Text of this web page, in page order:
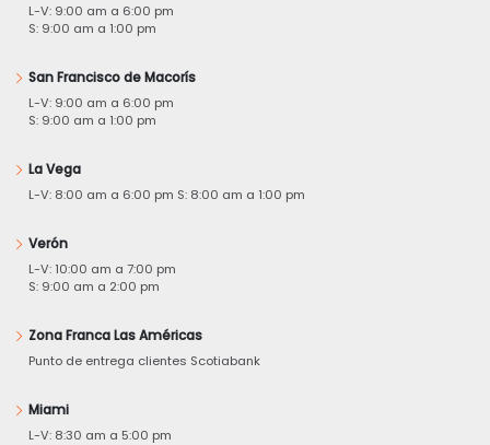
L-V: 9:00 am a 6:00 pm
S: 9:00 am a 1:00 pm
San Francisco de Macorís
L-V: 9:00 am a 6:00 pm
S: 9:00 am a 1:00 pm
La Vega
L-V: 8:00 am a 6:00 pm S: 8:00 am a 1:00 pm
Verón
L-V: 10:00 am a 7:00 pm
S: 9:00 am a 2:00 pm
Zona Franca Las Américas
Punto de entrega clientes Scotiabank
Miami
L-V: 8:30 am a 5:00 pm